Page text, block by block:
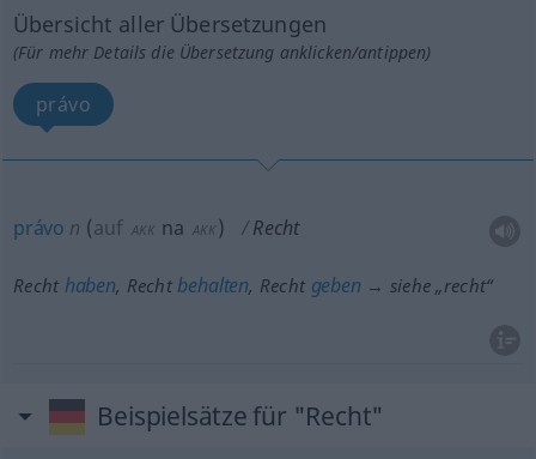
Übersicht aller Übersetzungen
(Für mehr Details die Übersetzung anklicken/antippen)
právo
právo n (auf AKK na AKK ) Recht
Recht haben, Rechtbehalten, Recht geben → siehe „recht“
Beispielsätze für "Recht"